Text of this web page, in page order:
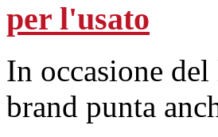
per l'usato
In occasione
brand punta